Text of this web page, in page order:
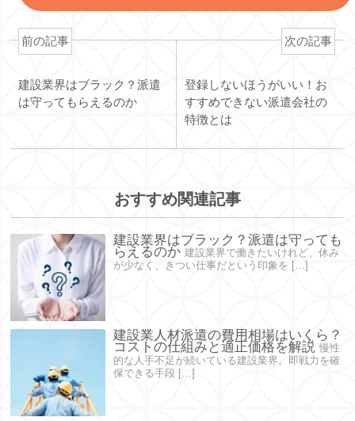
前の記事
建設業界はブラック？派遣
は守ってもらえるのか
次の記事
登録しないほうがいい！お
すすめできない派遣会社の
特徴とは
おすすめ関連記事
建設業界はブラック？派遣は守っても
らえるのか 建設業界で働きたいけれど、休み
が少なく、きつい仕事だという印象を […]
建設業人材派遣の費用相場はいくら？
コストの仕組みと適正価格を解説 慢性
的な人手不足が続いている建設業界。即戦力を確
保できる手段 […]